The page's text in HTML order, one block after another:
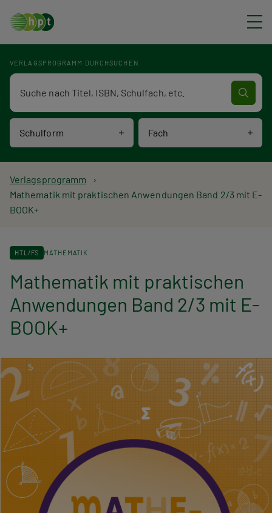
VERLAGSPROGRAMM DURCHSUCHEN
Schulform Fach
Verlagsprogramm Volltextsuche
P
f
d
n
a
v
i
g
a
t
i
o
n
Verlagsprogramm
Mathematik mit praktischen Anwendungen Band 2/3 mit E-
BOOK+
HTL/FS MATHEMATIK
Mathematik mit praktischen
Anwendungen Band 2/3 mit E-
BOOK+